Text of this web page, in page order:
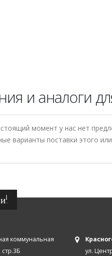
и аналоги
момент у нас нет
варианты поставки этого
коммунальная
ул.